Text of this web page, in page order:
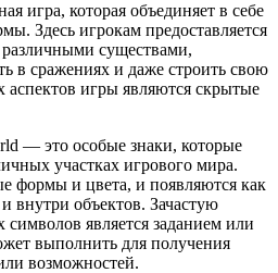
игра, которая объединяет в себе
Здесь игрокам предоставляется
существами,
в сражениях и даже строить свою
игры являются скрытые
— это особые знаки, которые
участках игрового мира.
формы и цвета, и появляются как
внутри объектов. Зачастую
является заданием или
выполнить для получения
возможностей.